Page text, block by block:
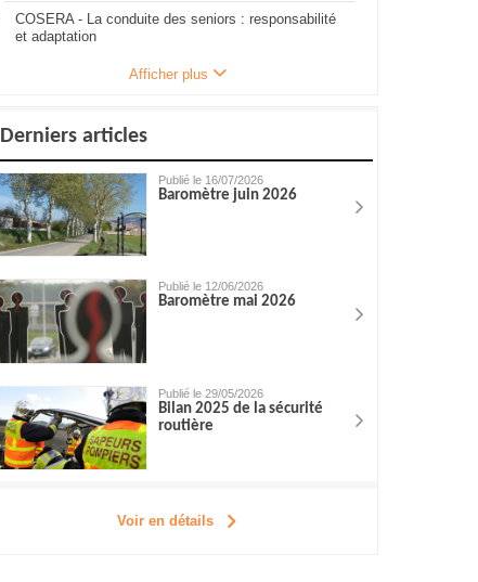
COSERA - La conduite des seniors : responsabilité
et adaptation
Afficher plus
Derniers articles
Publié le 16/07/2026
Baromètre juin 2026
Publié le 12/06/2026
Baromètre mai 2026
Publié le 29/05/2026
Bilan 2025 de la sécurité
routière
Voir en détails